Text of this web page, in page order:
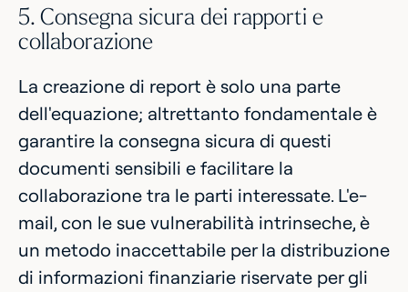
5. Consegna sicura dei rapporti e
collaborazione
La creazione di report è solo una parte
dell'equazione; altrettanto fondamentale è
garantire la consegna sicura di questi
documenti sensibili e facilitare la
collaborazione tra le parti interessate. L'e-
mail, con le sue vulnerabilità intrinseche, è
un metodo inaccettabile per la distribuzione
di informazioni finanziarie riservate per gli